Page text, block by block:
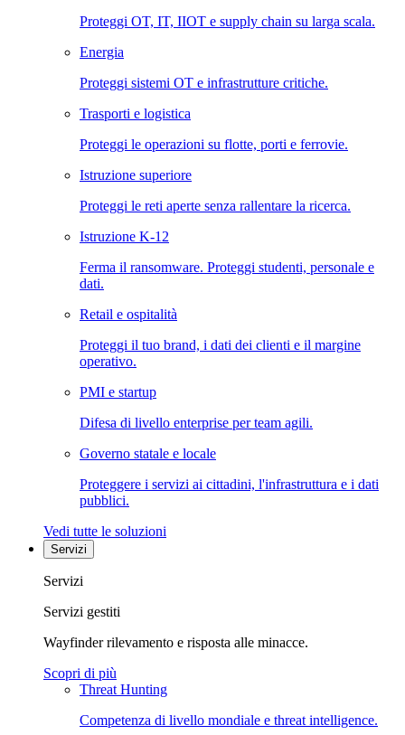
Proteggi OT, IT, IIOT e supply chain su larga scala.
Energia
Proteggi sistemi OT e infrastrutture critiche.
Trasporti e logistica
Proteggi le operazioni su flotte, porti e ferrovie.
Istruzione superiore
Proteggi le reti aperte senza rallentare la ricerca.
Istruzione K-12
Ferma il ransomware. Proteggi studenti, personale e
dati.
Retail e ospitalità
Proteggi il tuo brand, i dati dei clienti e il margine
operativo.
PMI e startup
Difesa di livello enterprise per team agili.
Governo statale e locale
Proteggere i servizi ai cittadini, l'infrastruttura e i dati
pubblici.
Vedi tutte le soluzioni
Servizi
Servizi
Servizi gestiti
Wayfinder rilevamento e risposta alle minacce.
Scopri di più
Threat Hunting
Competenza di livello mondiale e threat intelligence.